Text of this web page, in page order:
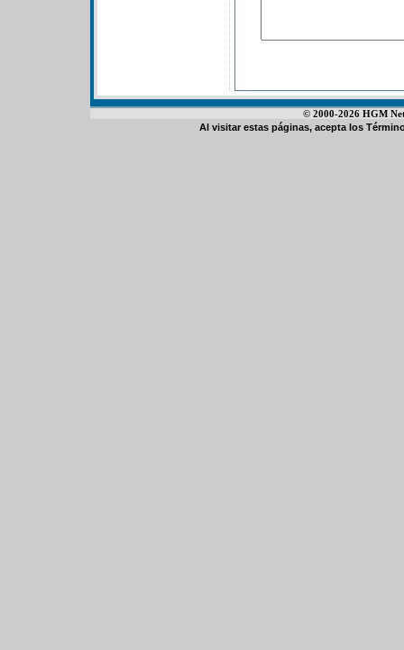
© 2000-2026 HGM
Al visitar estas páginas, acepta los